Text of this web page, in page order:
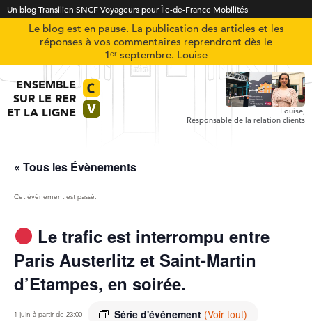
Un blog Transilien SNCF Voyageurs pour Île-de-France Mobilités
Le blog est en pause. La publication des articles et les
réponses à vos commentaires reprendront dès le
1ᵉʳ septembre. Louise
ENSEMBLE
SUR LE RER
ET LA LIGNE
Louise,
Responsable de la relation clients
« Tous les Évènements
Cet évènement est passé.
Le trafic est interrompu entre
Paris Austerlitz et Saint-Martin
d’Etampes, en soirée.
1 juin à partir de 23:00 Série d'événement (Voir tout)